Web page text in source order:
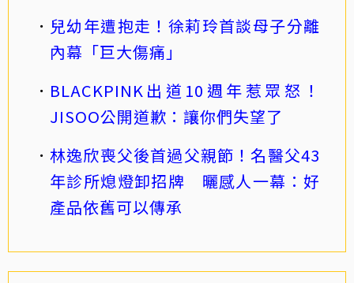
兒幼年遭抱走！徐莉玲首談母子分離
內幕「巨大傷痛」
BLACKPINK出道10週年惹眾怒！
JISOO公開道歉：讓你們失望了
林逸欣喪父後首過父親節！名醫父43
年診所熄燈卸招牌 曬感人一幕：好
產品依舊可以傳承